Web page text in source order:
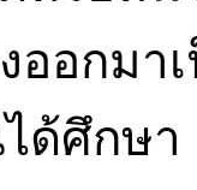
ออกมา
ด้ศึกษ